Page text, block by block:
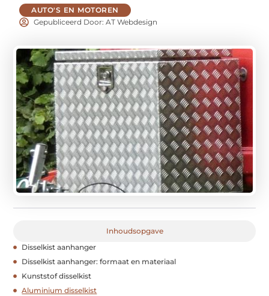
AUTO'S EN MOTOREN
Gepubliceerd Door: AT Webdesign
Inhoudsopgave
Disselkist aanhanger
Disselkist aanhanger: formaat en materiaal
Kunststof disselkist
Aluminium disselkist